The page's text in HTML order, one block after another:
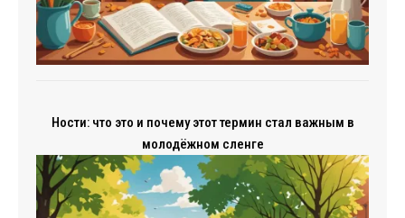
Ности: что это и почему этот термин стал важным в
молодёжном сленге